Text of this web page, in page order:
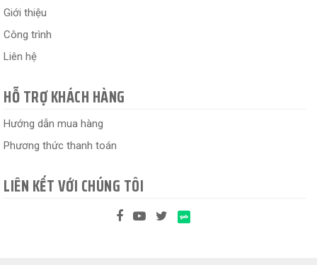
Giới thiệu
Công trình
Liên hệ
HỖ TRỢ KHÁCH HÀNG
Hướng dẫn mua hàng
Phương thức thanh toán
LIÊN KẾT VỚI CHÚNG TÔI